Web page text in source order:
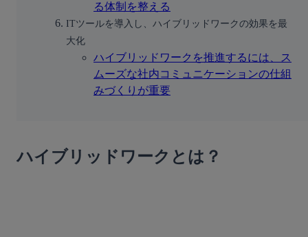
る体制を整える
ITツールを導入し、ハイブリッドワークの効果を最
大化
ハイブリッドワークを推進するには、ス
ムーズな社内コミュニケーションの仕組
みづくりが重要
ハイブリッドワークとは？